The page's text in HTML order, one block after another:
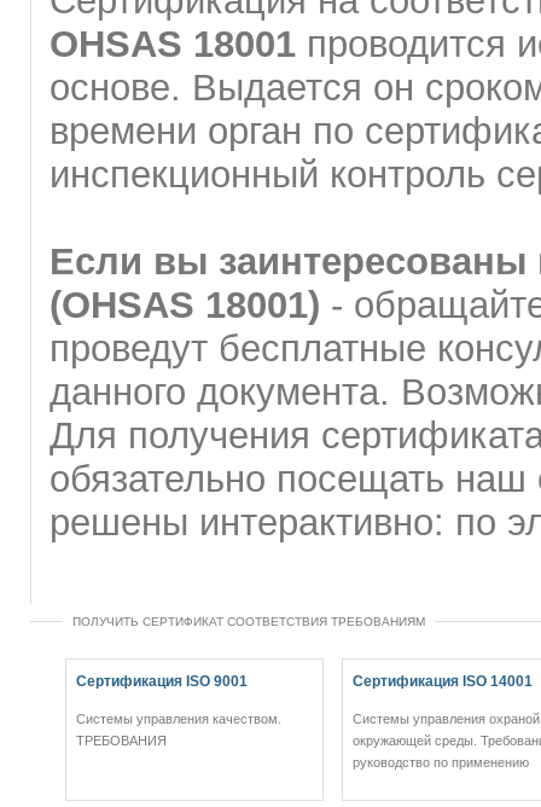
OHSAS 18001 проводится
основе. Выдается он
времени орган по
инспекционный контроль
Если вы заинтересованы
(OHSAS 18001) -
проведут бесплатные
данного документа.
Для получения
обязательно посещать
решены интерактивно: по
ПОЛУЧИТЬ СЕРТИФИКАТ СООТВЕТСТВИЯ ТРЕБОВАНИЯМ
Сертификация ISO 9001
Системы управления качеством.
ТРЕБОВАНИЯ
Сертификация ISO 14001
Системы управления охраной
окружающей среды.
руководство по применению